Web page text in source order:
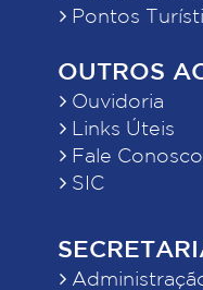
Pontos
OUTROS
Ouvidoria
Links Úteis
Fale Conosco
SIC